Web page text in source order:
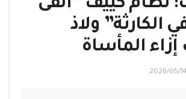
نظام كييف “ألقى
الكارثة” ولاذ
المأساة
2026/05/